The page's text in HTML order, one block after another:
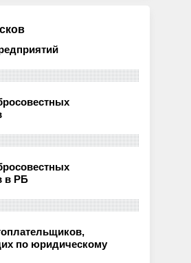
в РБ
по юридическому